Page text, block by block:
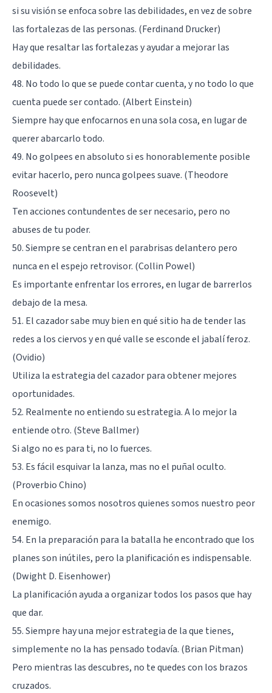
si su visión se enfoca sobre las debilidades, en vez de sobre
las fortalezas de las personas. (Ferdinand Drucker)
Hay que resaltar las fortalezas y ayudar a mejorar las
debilidades.
48. No todo lo que se puede contar cuenta, y no todo lo que
cuenta puede ser contado. (Albert Einstein)
Siempre hay que enfocarnos en una sola cosa, en lugar de
querer abarcarlo todo.
49. No golpees en absoluto si es honorablemente posible
evitar hacerlo, pero nunca golpees suave. (Theodore
Roosevelt)
Ten acciones contundentes de ser necesario, pero no
abuses de tu poder.
50. Siempre se centran en el parabrisas delantero pero
nunca en el espejo retrovisor. (Collin Powel)
Es importante enfrentar los errores, en lugar de barrerlos
debajo de la mesa.
51. El cazador sabe muy bien en qué sitio ha de tender las
redes a los ciervos y en qué valle se esconde el jabalí feroz.
(Ovidio)
Utiliza la estrategia del cazador para obtener mejores
oportunidades.
52. Realmente no entiendo su estrategia. A lo mejor la
entiende otro. (Steve Ballmer)
Si algo no es para ti, no lo fuerces.
53. Es fácil esquivar la lanza, mas no el puñal oculto.
(Proverbio Chino)
En ocasiones somos nosotros quienes somos nuestro peor
enemigo.
54. En la preparación para la batalla he encontrado que los
planes son inútiles, pero la planificación es indispensable.
(Dwight D. Eisenhower)
La planificación ayuda a organizar todos los pasos que hay
que dar.
55. Siempre hay una mejor estrategia de la que tienes,
simplemente no la has pensado todavía. (Brian Pitman)
Pero mientras las descubres, no te quedes con los brazos
cruzados.